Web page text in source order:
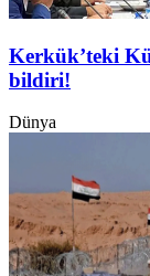
Kerkük’teki
bildiri!
Dünya